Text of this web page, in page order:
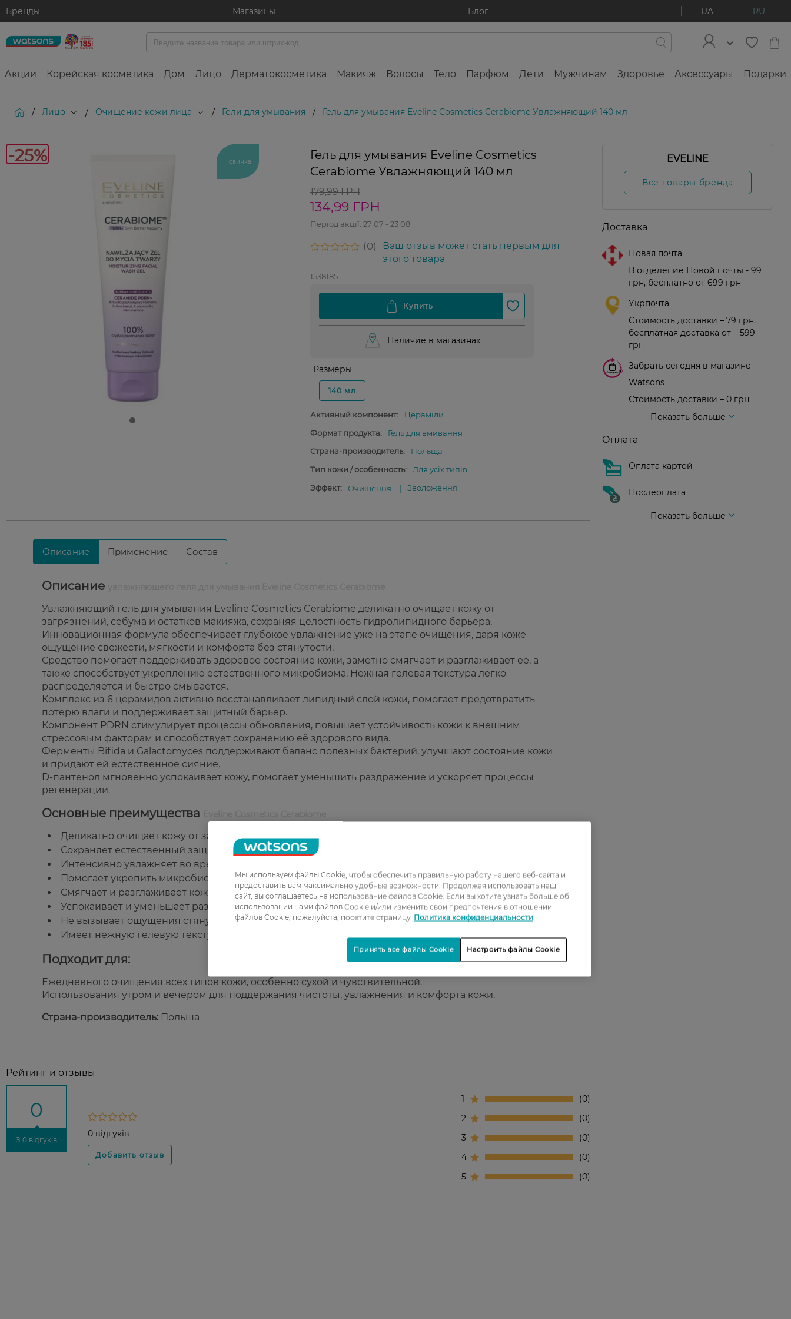
Бренды Магазины Блог UA RU
Акции Корейская косметика Дом Лицо Дерматокосметика Макияж Волосы Тело Парфюм Дети Мужчинам Здоровье Аксессуары Подарки
/ Лицо / Очищение кожи лица / Гели для умывания / Гель для умывания Eveline Cosmetics Cerabiome Увлажняющий 140 мл
-25% Новинка
Гель для умывания Eveline Cosmetics
Cerabiome Увлажняющий 140 мл
179,99 ГРН
134,99 ГРН
Період акції: 27 07 - 23 08
0
Ваш отзыв может стать первым для
этого товара
1538185
Наличие в магазинах
Размеры
140 мл
Активный компонент:
Цераміди
Формат продукта:
Гель для вмивання
Страна-производитель:
Польща
Тип кожи / особенность:
Для усіх типів
Эффект:
Очищення Зволоження
Описание Применение Состав
Описание
Увлажняющий гель для умывания Eveline Cosmetics Cerabiome деликатно очищает кожу от
загрязнений, себума и остатков макияжа, сохраняя целостность гидролипидного барьера.
Инновационная формула обеспечивает глубокое увлажнение уже на этапе очищения, даря коже
ощущение свежести, мягкости и комфорта без стянутости.
Средство помогает поддерживать здоровое состояние кожи, заметно смягчает и разглаживает её, а
также способствует укреплению естественного микробиома. Нежная гелевая текстура легко
распределяется и быстро смывается.
Комплекс из 6 церамидов активно восстанавливает липидный слой кожи, помогает предотвратить
потерю влаги и поддерживает защитный барьер.
Компонент PDRN стимулирует процессы обновления, повышает устойчивость кожи к внешним
стрессовым факторам и способствует сохранению её здорового вида.
Ферменты Bifida и Galactomyces поддерживают баланс полезных бактерий, улучшают состояние кожи
и придают ей естественное сияние.
D-пантенол мгновенно успокаивает кожу, помогает уменьшить раздражение и ускоряет процессы
регенерации.
Основные преимущества Eveline Cosmetics Cerabiome
Деликатно очищает кожу от загрязнений и макияжа.
Сохраняет естественный защитный барьер.
Интенсивно увлажняет во время очищения.
Помогает укрепить микробиом кожи.
Смягчает и разглаживает кожу.
Успокаивает и уменьшает раздражение.
Не вызывает ощущения стянутости.
Имеет нежную гелевую текстуру.
Подходит для:
Ежедневного очищения всех типов кожи, особенно сухой и чувствительной.
Использования утром и вечером для поддержания чистоты, увлажнения и комфорта кожи.
Страна-производитель: Польша
Рейтинг и отзывы
0
З 0 відгуків
0 відгуків
1
0
2
0
3
0
4
0
5
0
EVELINE
Все товары бренда
Доставка
Новая почта
В отделение Новой почты - 99
грн, бесплатно от 699 грн
Укрпочта
Стоимость доставки – 79 грн,
бесплатная доставка от – 599
грн
Забрать сегодня в магазине
Watsons
Стоимость доставки – 0 грн
Показать больше
Оплата
Оплата картой
Послеоплата
Показать больше
Мы используем файлы Cookie, чтобы обеспечить правильную работу нашего веб-сайта и
предоставить вам максимально удобные возможности. Продолжая использовать наш
сайт, вы соглашаетесь на использование файлов Cookie. Если вы хотите узнать больше об
использовании нами файлов Cookie и/или изменить свои предпочтения в отношении
файлов Cookie, пожалуйста, посетите страницу Политика конфиденциальности
Настроить файлы Cookie
Принять все файлы Cookie